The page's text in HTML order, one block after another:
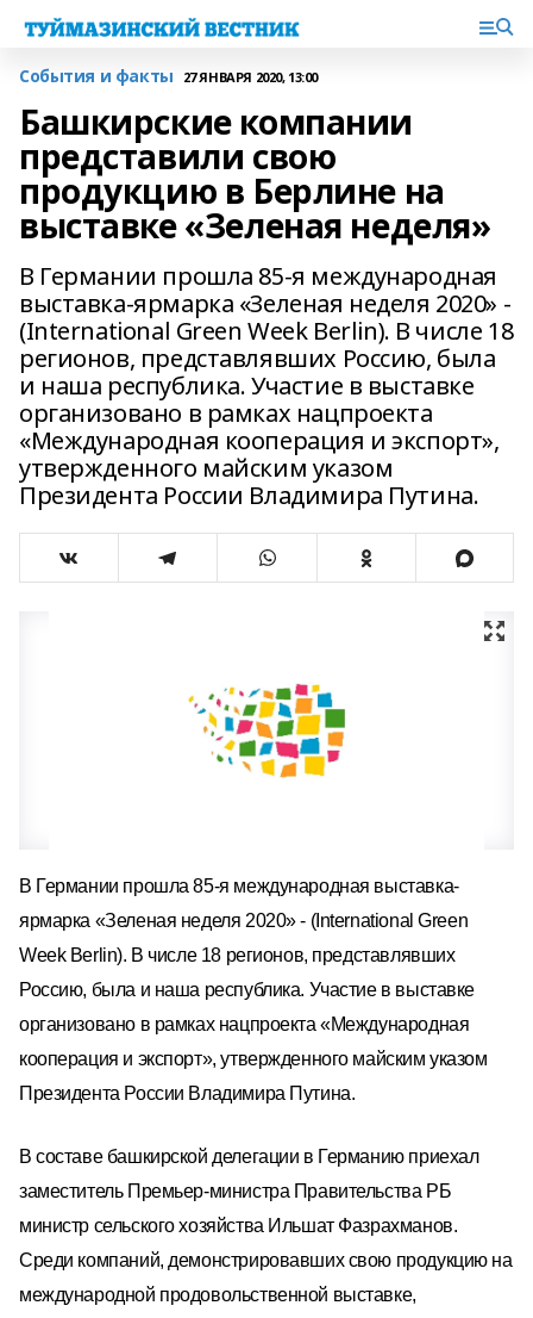
События и факты 27 ЯНВАРЯ 2020, 13:00
Башкирские компании
представили свою
продукцию в Берлине на
выставке «Зеленая неделя»
В Германии прошла 85-я международная
выставка-ярмарка «Зеленая неделя 2020» -
(International Green Week Berlin). В числе 18
регионов, представлявших Россию, была
и наша республика. Участие в выставке
организовано в рамках нацпроекта
«Международная кооперация и экспорт»,
утвержденного майским указом
Президента России Владимира Путина.
В Германии прошла 85-я международная выставка-
ярмарка «Зеленая неделя 2020» - (International Green
Week Berlin). В числе 18 регионов, представлявших
Россию, была и наша республика. Участие в выставке
организовано в рамках нацпроекта «Международная
кооперация и экспорт», утвержденного майским указом
Президента России Владимира Путина.
В составе башкирской делегации в Германию приехал
заместитель Премьер-министра Правительства РБ
министр сельского хозяйства Ильшат Фазрахманов.
Среди компаний, демонстрировавших свою продукцию на
международной продовольственной выставке,